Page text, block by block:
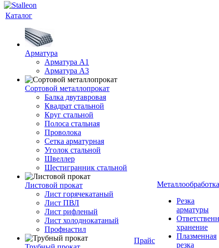
Каталог
Арматура
Арматура A1
Арматура А3
Сортовой металлопрокат
Балка двутавровая
Квадрат стальной
Круг стальной
Полоса стальная
Проволока
Сетка арматурная
Уголок стальной
Швеллер
Шестигранник стальной
Листовой прокат
Лист горячекатаный
Лист ПВЛ
Лист рифленый
Лист холоднокатаный
Профнастил
Прайс
Металлообработка
Резка
арматуры
хранение
Плазменная
резка